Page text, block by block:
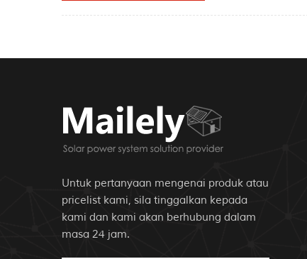
Untuk pertanyaan mengenai produk atau
pricelist kami, sila tinggalkan kepada
kami dan kami akan berhubung dalam
masa 24 jam.